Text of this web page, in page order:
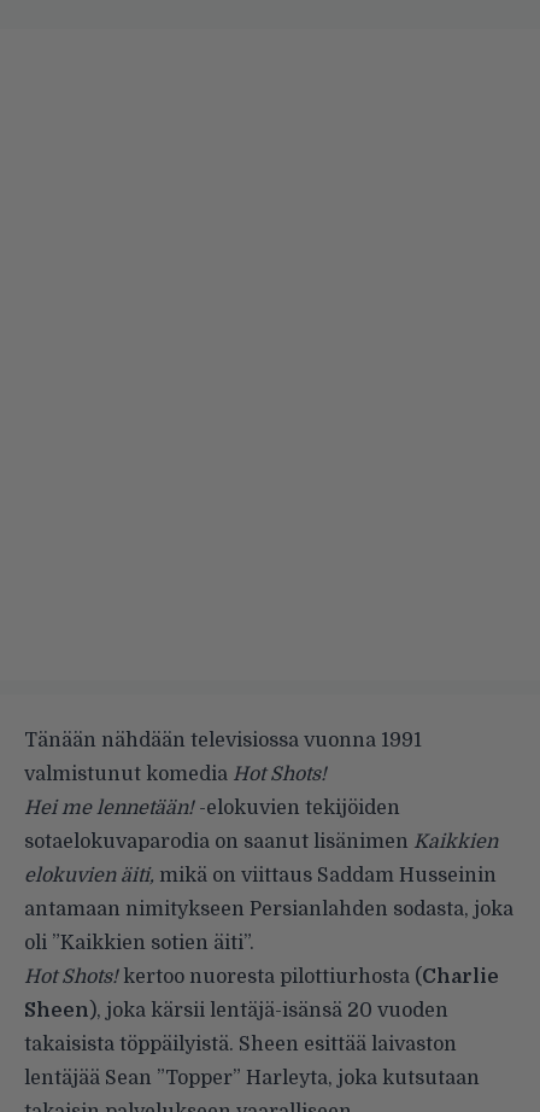
Tänään nähdään televisiossa vuonna 1991
valmistunut komedia Hot Shots!
Hei me lennetään! -elokuvien tekijöiden
sotaelokuvaparodia on saanut lisänimen Kaikkien
elokuvien äiti, mikä on viittaus Saddam Husseinin
antamaan nimitykseen Persianlahden sodasta, joka
oli ”Kaikkien sotien äiti”.
Hot Shots! kertoo nuoresta pilottiurhosta (Charlie
Sheen), joka kärsii lentäjä-isänsä 20 vuoden
takaisista töppäilyistä. Sheen esittää laivaston
lentäjää Sean ”Topper” Harleyta, joka kutsutaan